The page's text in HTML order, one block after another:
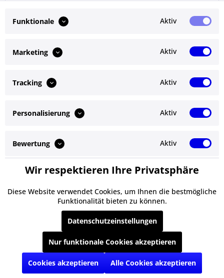
Imitate. Sie sind aus einem sehr dehnbaren...mehr
Bewertungen lesen, schreiben und diskutieren...
mehr
Ähnliche Artikel
Service Hotline
Shop Service
Informationen
* Alle Preise inkl. gesetzl. Mehrwertsteuer zzgl.Versandkosten
Nachnahmegebühren, wenn nicht anders beschrieben
§ Impressum Cookie-Einstellungen
Kontakt
Versand und Zahlungsbedingungen
§ Datenschutz
Realisiert mit Shopware
Funktionale Aktiv
Marketing Aktiv
Tracking Aktiv
Personalisierung Aktiv
Bewertung Aktiv
Service Aktiv
Wir respektieren Ihre Privatsphäre
Diese Website verwendet Cookies, um Ihnen die bestmögliche
Funktionalität bieten zu können.
Datenschutzeinstellungen
Nur funktionale Cookies akzeptieren
Cookies akzeptieren Alle Cookies akzeptieren